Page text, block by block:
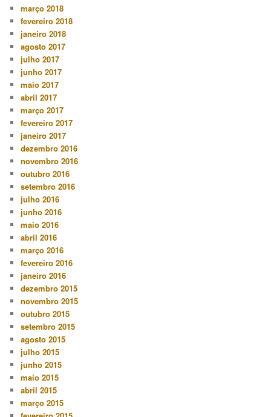
março 2018
fevereiro 2018
janeiro 2018
agosto 2017
julho 2017
junho 2017
maio 2017
abril 2017
março 2017
fevereiro 2017
janeiro 2017
dezembro 2016
novembro 2016
outubro 2016
setembro 2016
julho 2016
junho 2016
maio 2016
abril 2016
março 2016
fevereiro 2016
janeiro 2016
dezembro 2015
novembro 2015
outubro 2015
setembro 2015
agosto 2015
julho 2015
junho 2015
maio 2015
abril 2015
março 2015